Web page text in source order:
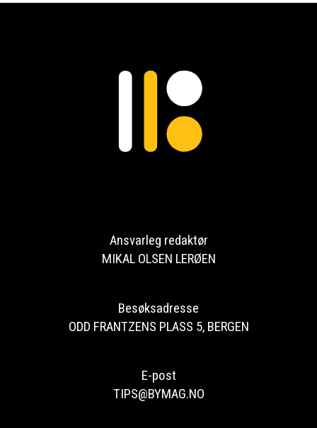
Ansvarleg redaktør
MIKAL OLSEN LERØEN
Besøksadresse
ODD FRANTZENS PLASS 5, BERGEN
E-post
TIPS@BYMAG.NO